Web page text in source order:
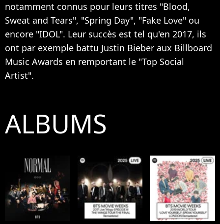
notamment connus pour leurs titres "Blood,
Sweat and Tears", "Spring Day", "Fake Love" ou
encore "IDOL". Leur succès est tel qu'en 2017, ils
ont par exemple battu Justin Bieber aux Billboard
Music Awards en remportant le "Top Social
Artist".
ALBUMS